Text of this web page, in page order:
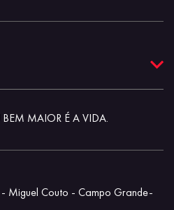
BEM MAIOR É A VIDA.
Miguel Couto - Campo Grande-